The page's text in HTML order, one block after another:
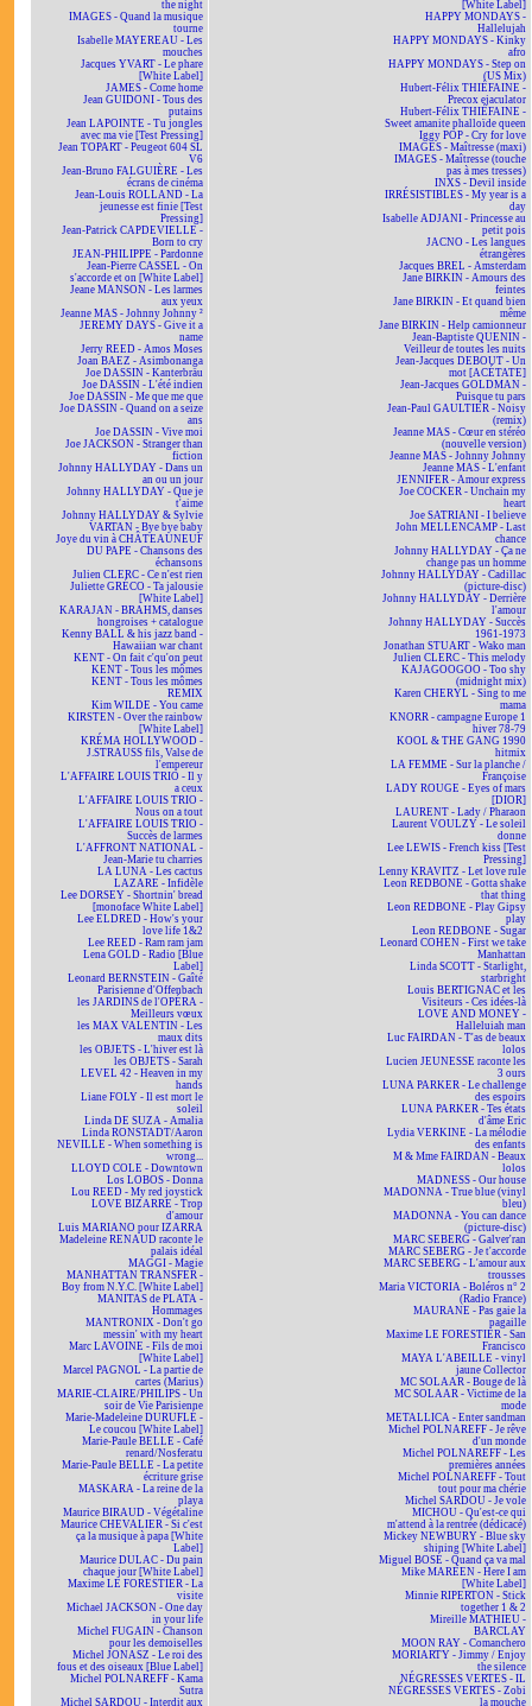
the night
IMAGES - Quand la musique
tourne
Isabelle MAYEREAU - Les
mouches
Jacques YVART - Le phare
[White Label]
JAMES - Come home
Jean GUIDONI - Tous des
putains
Jean LAPOINTE - Tu jongles
avec ma vie [Test Pressing]
Jean TOPART - Peugeot 604 SL
V6
Jean-Bruno FALGUIÈRE - Les
écrans de cinéma
Jean-Louis ROLLAND - La
jeunesse est finie [Test
Pressing]
Jean-Patrick CAPDEVIELLE -
Born to cry
JEAN-PHILIPPE - Pardonne
Jean-Pierre CASSEL - On
s'accorde et on [White Label]
Jeane MANSON - Les larmes
aux yeux
Jeanne MAS - Johnny Johnny ²
JEREMY DAYS - Give it a
name
Jerry REED - Amos Moses
Joan BAEZ - Asimbonanga
Joe DASSIN - Kanterbräu
Joe DASSIN - L'été indien
Joe DASSIN - Me que me que
Joe DASSIN - Quand on a seize
ans
Joe DASSIN - Vive moi
Joe JACKSON - Stranger than
fiction
Johnny HALLYDAY - Dans un
an ou un jour
Johnny HALLYDAY - Que je
t'aime
Johnny HALLYDAY & Sylvie
VARTAN - Bye bye baby
Joye du vin à CHÂTEAUNEUF
DU PAPE - Chansons des
échansons
Julien CLERC - Ce n'est rien
Juliette GRÉCO - Ta jalousie
[White Label]
KARAJAN - BRAHMS, danses
hongroises + catalogue
Kenny BALL & his jazz band -
Hawaiian war chant
KENT - On fait c'qu'on peut
KENT - Tous les mômes
KENT - Tous les mômes
REMIX
Kim WILDE - You came
KIRSTEN - Over the rainbow
[White Label]
KRÉMA HOLLYWOOD -
J.STRAUSS fils, Valse de
l'empereur
L'AFFAIRE LOUIS TRIO - Il y
a ceux
L'AFFAIRE LOUIS TRIO -
Nous on a tout
L'AFFAIRE LOUIS TRIO -
Succès de larmes
L'AFFRONT NATIONAL -
Jean-Marie tu charries
LA LUNA - Les cactus
LAZARE - Infidèle
Lee DORSEY - Shortnin' bread
[monoface White Label]
Lee ELDRED - How's your
love life 1&2
Lee REED - Ram ram jam
Lena GOLD - Radio [Blue
Label]
Leonard BERNSTEIN - Gaîté
Parisienne d'Offenbach
les JARDINS de l'OPÉRA -
Meilleurs vœux
les MAX VALENTIN - Les
maux dits
les OBJETS - L'hiver est là
les OBJETS - Sarah
LEVEL 42 - Heaven in my
hands
Liane FOLY - Il est mort le
soleil
Linda DE SUZA - Amalia
Linda RONSTADT/Aaron
NEVILLE - When something is
wrong...
LLOYD COLE - Downtown
Los LOBOS - Donna
Lou REED - My red joystick
LOVE BIZARRE - Trop
d'amour
Luis MARIANO pour IZARRA
Madeleine RENAUD raconte le
palais idéal
MAGGI - Magie
MANHATTAN TRANSFER -
Boy from N.Y.C. [White Label]
MANITAS de PLATA -
Hommages
MANTRONIX - Don't go
messin' with my heart
Marc LAVOINE - Fils de moi
[White Label]
Marcel PAGNOL - La partie de
cartes (Marius)
MARIE-CLAIRE/PHILIPS - Un
soir de Vie Parisienne
Marie-Madeleine DURUFLÉ -
Le coucou [White Label]
Marie-Paule BELLE - Café
renard/Nosferatu
Marie-Paule BELLE - La petite
écriture grise
MASKARA - La reine de la
playa
Maurice BIRAUD - Végétaline
Maurice CHEVALIER - Si c'est
ça la musique à papa [White
Label]
Maurice DULAC - Du pain
chaque jour [White Label]
Maxime LE FORESTIER - La
visite
Michael JACKSON - One day
in your life
Michel FUGAIN - Chanson
pour les demoiselles
Michel JONASZ - Le roi des
fous et des oiseaux [Blue Label]
Michel POLNAREFF - Kama
Sutra
Michel SARDOU - Interdit aux
[White Label]
HAPPY MONDAYS -
Hallelujah
HAPPY MONDAYS - Kinky
afro
HAPPY MONDAYS - Step on
(US Mix)
Hubert-Félix THIÉFAINE -
Precox ejaculator
Hubert-Félix THIÉFAINE -
Sweet amanite phalloïde queen
Iggy POP - Cry for love
IMAGES - Maîtresse (maxi)
IMAGES - Maîtresse (touche
pas à mes tresses)
INXS - Devil inside
IRRÉSISTIBLES - My year is a
day
Isabelle ADJANI - Princesse au
petit pois
JACNO - Les langues
étrangères
Jacques BREL - Amsterdam
Jane BIRKIN - Amours des
feintes
Jane BIRKIN - Et quand bien
même
Jane BIRKIN - Help camionneur
Jean-Baptiste QUENIN -
Veilleur de toutes les nuits
Jean-Jacques DEBOUT - Un
mot [ACÉTATE]
Jean-Jacques GOLDMAN -
Puisque tu pars
Jean-Paul GAULTIER - Noisy
(remix)
Jeanne MAS - Cœur en stéréo
(nouvelle version)
Jeanne MAS - Johnny Johnny
Jeanne MAS - L'enfant
JENNIFER - Amour express
Joe COCKER - Unchain my
heart
Joe SATRIANI - I believe
John MELLENCAMP - Last
chance
Johnny HALLYDAY - Ça ne
change pas un homme
Johnny HALLYDAY - Cadillac
(picture-disc)
Johnny HALLYDAY - Derrière
l'amour
Johnny HALLYDAY - Succès
1961-1973
Jonathan STUART - Wako man
Julien CLERC - This melody
KAJAGOOGOO - Too shy
(midnight mix)
Karen CHERYL - Sing to me
mama
KNORR - campagne Europe 1
hiver 78-79
KOOL & THE GANG 1990
hitmix
LA FEMME - Sur la planche /
Françoise
LADY ROUGE - Eyes of mars
[DIOR]
LAURENT - Lady / Pharaon
Laurent VOULZY - Le soleil
donne
Lee LEWIS - French kiss [Test
Pressing]
Lenny KRAVITZ - Let love rule
Leon REDBONE - Gotta shake
that thing
Leon REDBONE - Play Gipsy
play
Leon REDBONE - Sugar
Leonard COHEN - First we take
Manhattan
Linda SCOTT - Starlight,
starbright
Louis BERTIGNAC et les
Visiteurs - Ces idées-là
LOVE AND MONEY -
Halleluiah man
Luc FAIRDAN - T'as de beaux
lolos
Lucien JEUNESSE raconte les
3 ours
LUNA PARKER - Le challenge
des espoirs
LUNA PARKER - Tes états
d'âme Eric
Lydia VERKINE - La mélodie
des enfants
M & Mme FAIRDAN - Beaux
lolos
MADNESS - Our house
MADONNA - True blue (vinyl
bleu)
MADONNA - You can dance
(picture-disc)
MARC SEBERG - Galver'ran
MARC SEBERG - Je t'accorde
MARC SEBERG - L'amour aux
trousses
Maria VICTORIA - Boléros n° 2
(Radio France)
MAURANE - Pas gaie la
pagaille
Maxime LE FORESTIER - San
Francisco
MAYA L'ABEILLE - vinyl
jaune Collector
MC SOLAAR - Bouge de là
MC SOLAAR - Victime de la
mode
METALLICA - Enter sandman
Michel POLNAREFF - Je rêve
d'un monde
Michel POLNAREFF - Les
premières années
Michel POLNAREFF - Tout
tout pour ma chérie
Michel SARDOU - Je vole
MICHOU - Qu'est-ce qui
m'attend à la rentrée (dédicacé)
Mickey NEWBURY - Blue sky
shining [White Label]
Miguel BOSÉ - Quand ça va mal
Mike MAREEN - Here I am
[White Label]
Minnie RIPERTON - Stick
together 1 & 2
Mireille MATHIEU -
BARCLAY
MOON RAY - Comanchero
MORIARTY - Jimmy / Enjoy
the silence
NÉGRESSES VERTES - IL
NÉGRESSES VERTES - Zobi
la mouche